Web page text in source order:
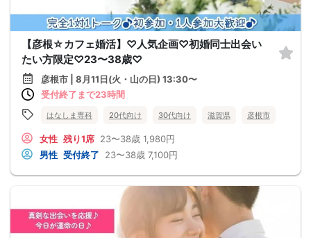
【彦根☆カフェ婚活】♡人気企画♡初婚同士出会い
たい方限定♡23〜38歳♡
彦根市 | 8月11日(火・山の日) 13:30〜
受付終了まで23時間
はなしま専科 20代向け 30代向け 滋賀県 彦根市
女性 残り1席 23〜38歳 1,980円
男性 受付終了 23〜38歳 7,100円